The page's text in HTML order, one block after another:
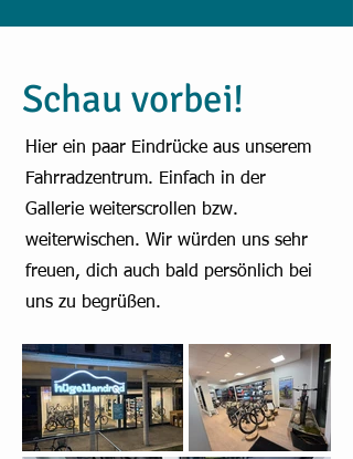
Schau vorbei!
Hier ein paar Eindrücke aus unserem
Fahrradzentrum. Einfach in der
Gallerie weiterscrollen bzw.
weiterwischen. Wir würden uns sehr
freuen, dich auch bald persönlich bei
uns zu begrüßen.